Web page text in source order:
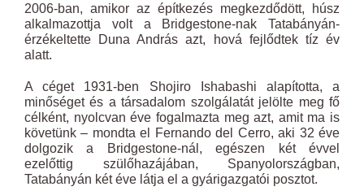
2006-ban, amikor az építkezés megkezdődött, húsz
alkalmazottja volt a Bridgestone-nak Tatabányán-
érzékeltette Duna András azt, hová fejlődtek tíz év
alatt.
A céget 1931-ben Shojiro Ishabashi alapította, a
minőséget és a társadalom szolgálatát jelölte meg fő
célként, nyolcvan éve fogalmazta meg azt, amit ma is
követünk – mondta el Fernando del Cerro, aki 32 éve
dolgozik a Bridgestone-nál, egészen két évvel
ezelőttig szülőhazájában, Spanyolországban,
Tatabányán két éve látja el a gyárigazgatói posztot.